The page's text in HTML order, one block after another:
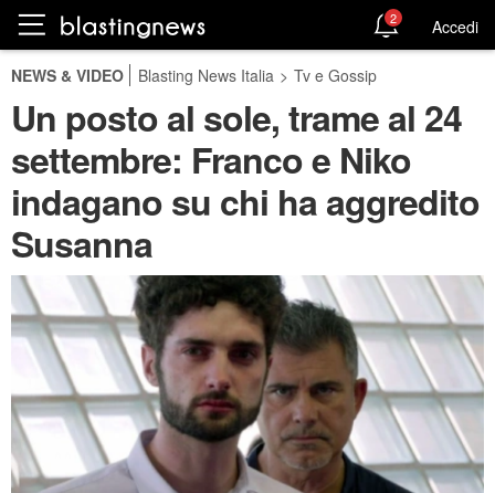
2 Accedi
NEWS & VIDEO Blasting News Italia > Tv e Gossip
Un posto al sole, trame al 24
settembre: Franco e Niko
indagano su chi ha aggredito
Susanna